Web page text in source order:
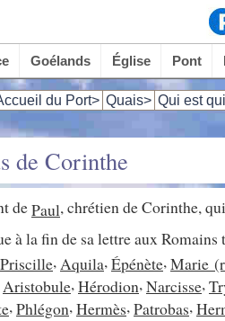
Goélands Église Pont
du Port> Quais> Qui est
de Corinthe
dePaul, chrétien de Corinthe,
à la fin de sa lettre aux
Priscille,Aquila,Épénète,Marie
Aristobule,Hérodion,Narcisse,
,Phlégon,Hermès,Patrobas,